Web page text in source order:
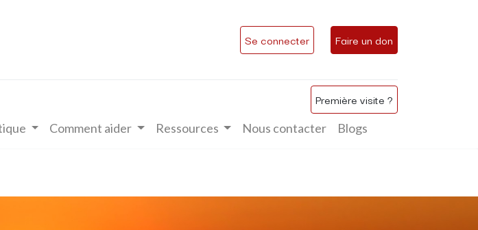
Se connecter Faire un don
Première visite ?
Comment aider Ressources Nous contacter Blogs